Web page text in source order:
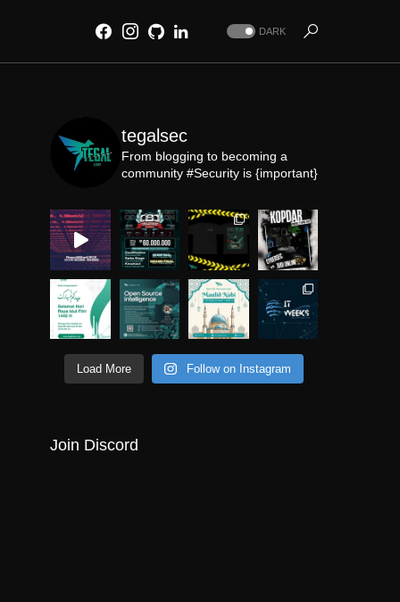
DARK
tegalsec
From blogging to becoming a
community #Security is {important}
Load More Follow on Instagram
Join Discord